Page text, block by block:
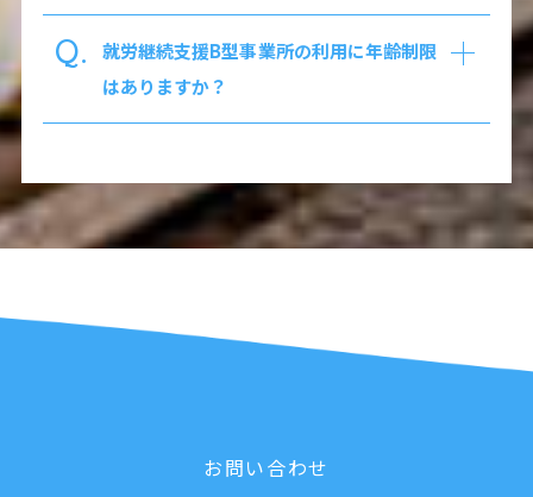
Q.
就労継続支援B型事業所の利用に年齢制限
はありますか？
お問い合わせ